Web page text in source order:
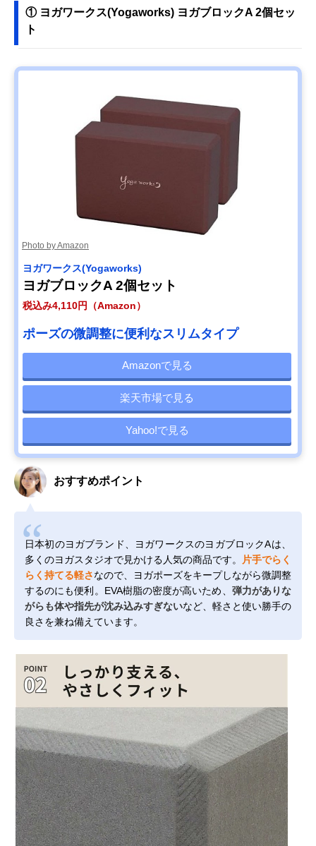
① ヨガワークス(Yogaworks) ヨガブロックA 2個セッ
ト
Photo by Amazon
ヨガワークス(Yogaworks)
ヨガブロックA 2個セット
税込み4,110円（Amazon）
ポーズの微調整に便利なスリムタイプ
Amazonで見る
楽天市場で見る
Yahoo!で見る
おすすめポイント
日本初のヨガブランド、ヨガワークスのヨガブロックAは、
多くのヨガスタジオで見かける人気の商品です。
片手でらく
らく持てる軽さなので、ヨガポーズをキープしながら微調整
するのにも便利。EVA樹脂の密度が高いため、 弾力がありな
がらも体や指先が沈み込みすぎないなど、軽さと使い勝手の
良さを兼ね備えています。